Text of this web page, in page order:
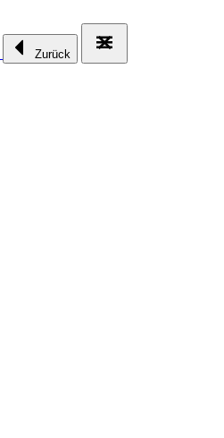
Zurück